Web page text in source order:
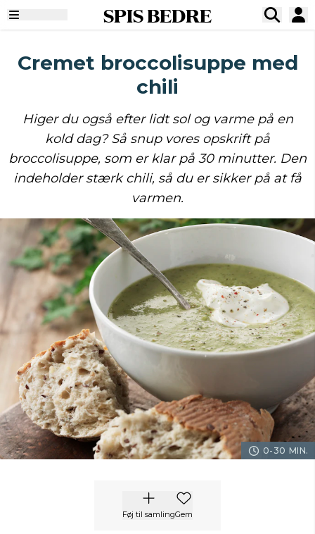
SPIS BEDRE
Cremet broccolisuppe med
chili
Higer du også efter lidt sol og varme på en
kold dag? Så snup vores opskrift på
broccolisuppe, som er klar på 30 minutter. Den
indeholder stærk chili, så du er sikker på at få
varmen.
0-30 MIN.
Føj til samlingGem